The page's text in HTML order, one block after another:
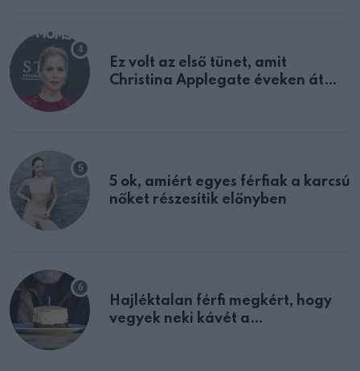
Ez volt az első tünet, amit
Christina Applegate éveken át
5 ok, amiért egyes férfiak a karcsú
nőket részesítik előnyben
Hajléktalan férfi megkért, hogy
vegyek neki kávét a